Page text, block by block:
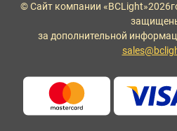
© Сайт компании «BCLight»2026
за дополнительной